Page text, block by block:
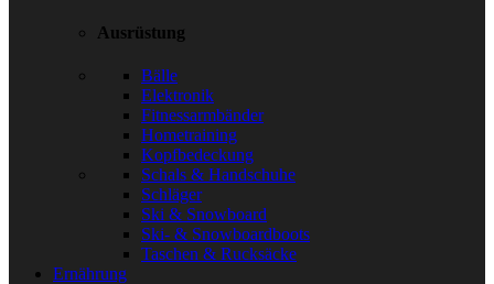
Ausrüstung
Bälle
Elektronik
Fitnessarmbänder
Hometraining
Kopfbedeckung
Schals & Handschuhe
Schläger
Ski & Snowboard
Ski- & Snowboardboots
Taschen & Rucksäcke
Ernährung